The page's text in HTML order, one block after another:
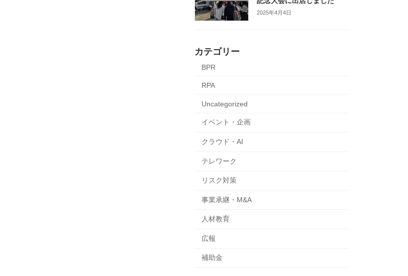
2025年4月4日
カテゴリー
BPR
RPA
Uncategorized
イベント・企画
クラウド・AI
テレワーク
リスク対策
事業承継・M&A
人材教育
広報
補助金